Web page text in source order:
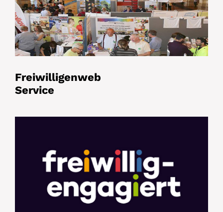
Freiwilligenweb
Service